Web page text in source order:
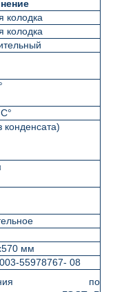
колодка
колодка
конденсата)
мм
55978767- 08
по